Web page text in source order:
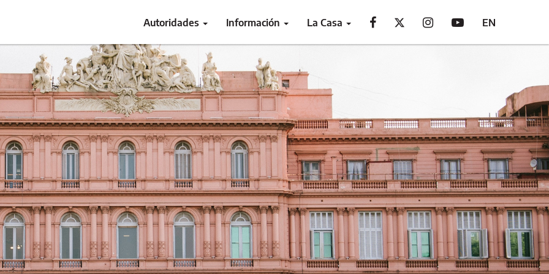
Autoridades Información La Casa EN